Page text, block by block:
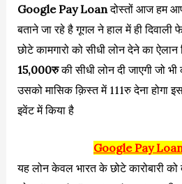
Google Pay Loanदोस्तों आज हम
बताने जा रहे है गूगल ने हाल में ही
छोटे कामगारो को सीधी लोन देने का
15,000रुकी सीधी लोन दी जाएगी जो भी
उसको मासिक क़िस्त में 111रु देना होगा
इवेंट में किया है
Google Pay
यह लोन केवल भारत के छोटे कारोबारी